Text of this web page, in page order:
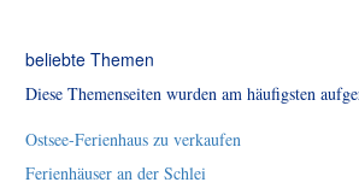
beliebte Themen
Diese Themenseiten wurden am häufigsten
Ostsee-Ferienhaus zu verkaufen
Ferienhäuser an der Schlei